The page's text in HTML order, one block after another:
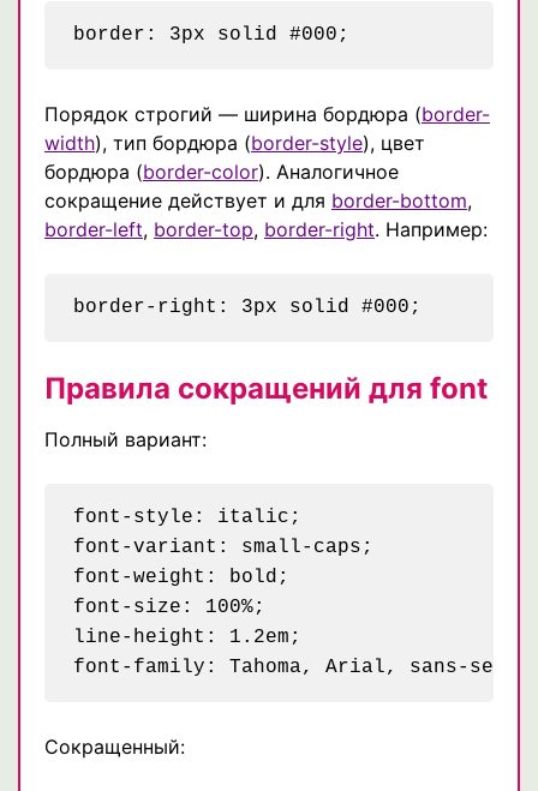
Порядок строгий — ширина бордюра (border-
width), тип бордюра (border-style), цвет
бордюра (border-color). Аналогичное
сокращение действует и для border-bottom,
border-left, border-top, border-right. Например:
Правила сокращений для font
Полный вариант:
font-style: italic;
font-variant: small-caps;
font-weight: bold;
font-size: 100%;
line-height: 1.2em;
Сокращенный: